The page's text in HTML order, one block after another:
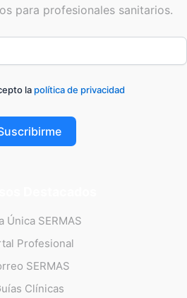
para profesionales sanitarios.
la política de privacidad
Única SERMAS
Profesional
SERMAS
Clínicas